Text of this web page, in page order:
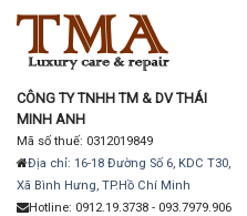
CÔNG TY TNHH TM & DV THÁI
MINH ANH
Mã số thuế: 0312019849
Địa chỉ: 16-18 Đường Số 6, KDC T30,
Xã Bình Hưng, TP.Hồ Chí Minh
Hotline: 0912.19.3738 - 093.7979.906